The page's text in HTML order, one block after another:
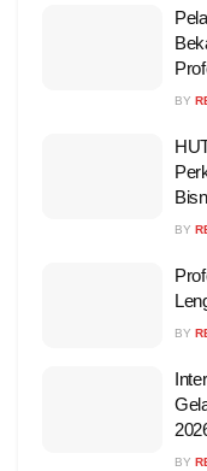
BY
BY
BY
BY